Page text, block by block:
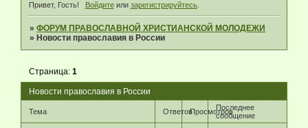
Привет, Гость! Войдитеили зарегистрируйтесь.
»ФОРУМ ПРАВОСЛАВНОЙ ХРИСТИАНСКОЙ МОЛОДЕЖИ
» Новости православия в России
Новости православия в России
Страница:1
Тема ОтветовПросмотровПоследнее
сообщение